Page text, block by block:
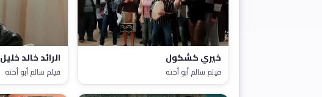
خيري كشكول
فيلم سالم أبو أخته
الرائد خالد خليل
فيلم سالم أبو أخته